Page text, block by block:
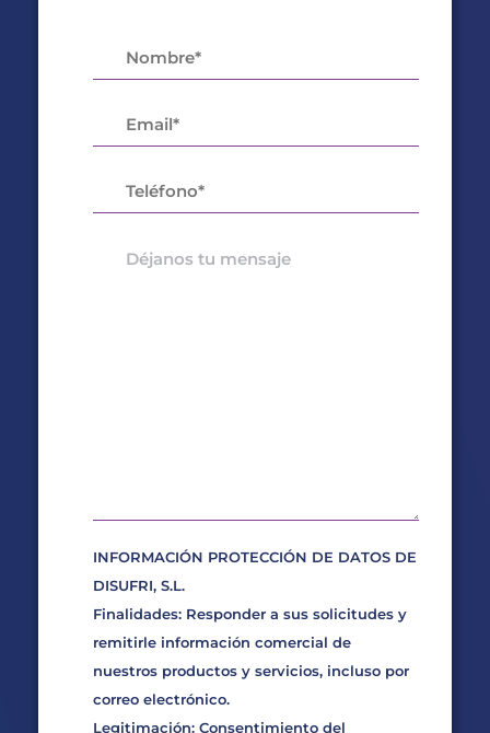
INFORMACIÓN PROTECCIÓN DE DATOS DE
DISUFRI, S.L.
Finalidades: Responder a sus solicitudes y
remitirle información comercial de
nuestros productos y servicios, incluso por
correo electrónico.
Legitimación: Consentimiento del